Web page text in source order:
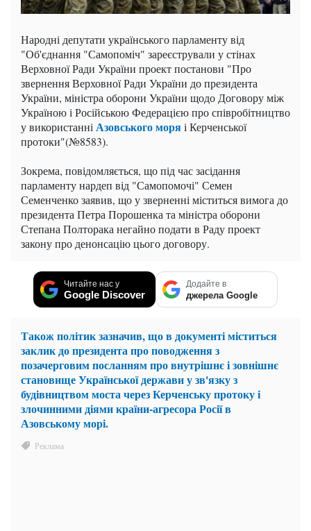
Народні депутати українського парламенту від
"Об'єднання "Самопоміч" зареєстрували у стінах
Верховної Ради України проект постанови "Про
звернення Верховної Ради України до президента
України, міністра оборони України щодо Договору між
Україною і Російською Федерацією про співробітництво
у використанні Азовського моряі Керченської
протоки"(№8583).
Зокрема, повідомляється, що під час засідання
парламенту нардеп від "Самопомочі" Семен
Семенченко заявив, що у зверненні міститься вимога до
президента Петра Порошенка та міністра оборони
Степана Полторака негайно подати в Раду проект
закону про денонсацію цього договору.
Читайте нас у
Google Discover
Додайте в
джерела Google
Також політик зазначив, що в документі міститься
заклик до президента про поводження з
позачерговим посланням про внутрішнє і зовнішнє
становище Української держави у зв'язку з
будівництвом моста через Керченську протоку і
злочинними діями країни-агресора Росії в
Азовському морі.